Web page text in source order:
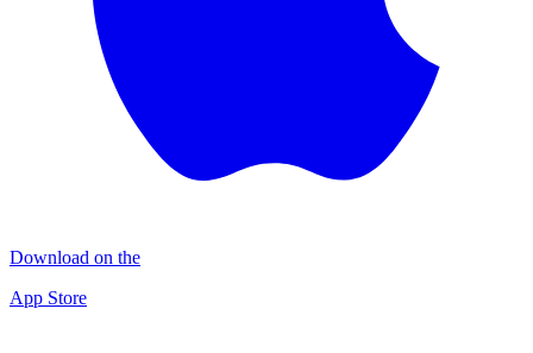
Download on the
App Store